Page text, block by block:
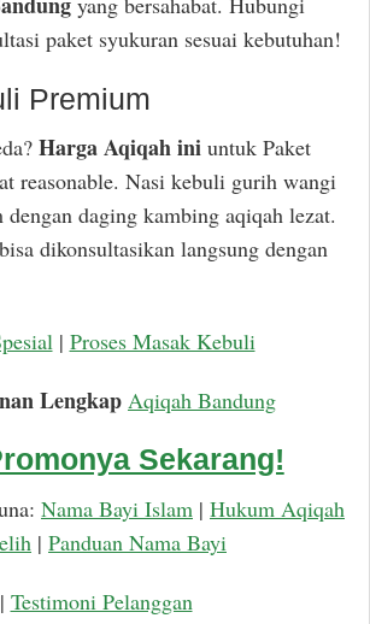
paket syukuran sesuai kebutuhan!
Premium
Harga Aqiqah ini untuk Paket
reasonable. Nasi kebuli gurih wangi
dengan daging kambing aqiqah lezat.
dikonsultasikan langsung dengan
| Proses Masak Kebuli
Lengkap Aqiqah Bandung
Sekarang!
Nama Bayi Islam | Hukum Aqiqah
| Panduan Nama Bayi
Testimoni Pelanggan